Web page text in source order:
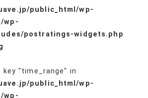
public_html/wp-
wp-
postratings-widgets.php
key "time_range" in
public_html/wp-
wp-